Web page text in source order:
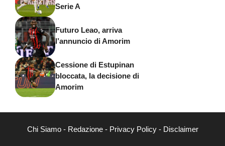
Serie A
Futuro Leao, arriva
l’annuncio di Amorim
Cessione di Estupinan
bloccata, la decisione di
Amorim
Chi Siamo- Redazione- Privacy Policy- Disclaimer